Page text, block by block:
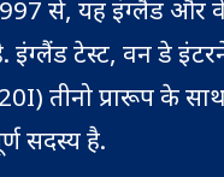
से, यह इंग्लैंड और
इंग्लैंड टेस्ट, वन डे
तीनो प्रारूप के
सदस्य है.